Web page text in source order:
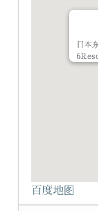
日本
百度地图